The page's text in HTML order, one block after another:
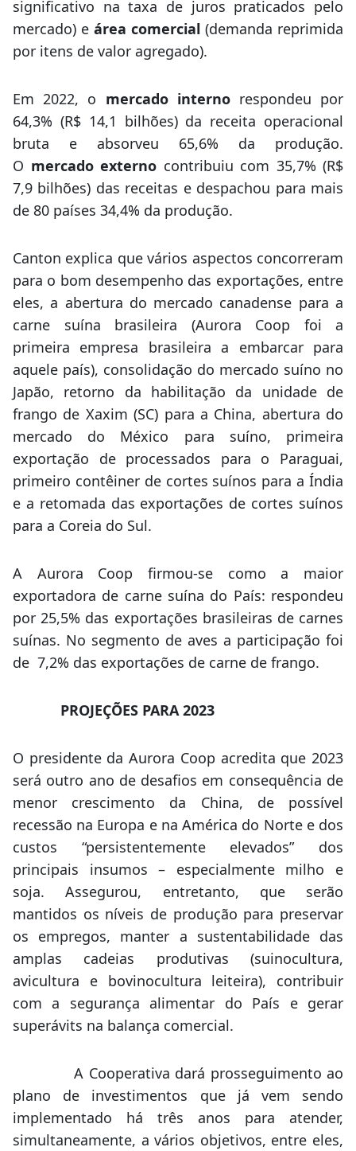
significativo na taxa de juros praticados pelo
mercado) e área comercial (demanda reprimida
por itens de valor agregado).
Em 2022, o mercado internorespondeu por
64,3% (R$ 14,1 bilhões) da receita operacional
bruta e absorveu 65,6% da produção.
O mercado externo contribuiu com 35,7% (R$
7,9 bilhões) das receitas e despachou para mais
de 80 países 34,4% da produção.
Canton explica que vários aspectos concorreram
para o bom desempenho das exportações, entre
eles, a abertura do mercado canadense para a
carne suína brasileira (Aurora Coop foi a
primeira empresa brasileira a embarcar para
aquele país), consolidação do mercado suíno no
Japão, retorno da habilitação da unidade de
frango de Xaxim (SC) para a China, abertura do
mercado do México para suíno, primeira
exportação de processados para o Paraguai,
primeiro contêiner de cortes suínos para a Índia
e a retomada das exportações de cortes suínos
para a Coreia do Sul.
A Aurora Coop firmou-se como a maior
exportadora de carne suína do País: respondeu
por 25,5% das exportações brasileiras de carnes
suínas. No segmento de aves a participação foi
de 7,2% das exportações de carne de frango.
PROJEÇÕES PARA 2023
O presidente da Aurora Coop acredita que 2023
será outro ano de desafios em consequência de
menor crescimento da China, de possível
recessão na Europa e na América do Norte e dos
custos “persistentemente elevados” dos
principais insumos – especialmente milho e
soja. Assegurou, entretanto, que serão
mantidos os níveis de produção para preservar
os empregos, manter a sustentabilidade das
amplas cadeias produtivas (suinocultura,
avicultura e bovinocultura leiteira), contribuir
com a segurança alimentar do País e gerar
superávits na balança comercial.
A Cooperativa dará prosseguimento ao
plano de investimentos que já vem sendo
implementado há três anos para atender,
simultaneamente, a vários objetivos, entre eles,